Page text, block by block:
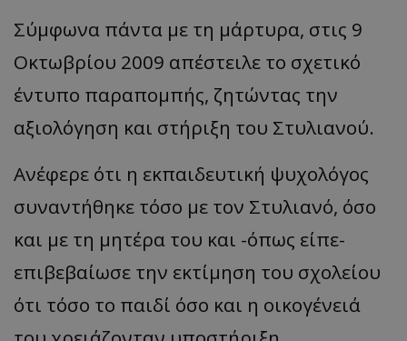
Σύμφωνα πάντα με τη μάρτυρα, στις 9
Οκτωβρίου 2009 απέστειλε το σχετικό
έντυπο παραπομπής, ζητώντας την
αξιολόγηση και στήριξη του Στυλιανού.
Ανέφερε ότι η εκπαιδευτική ψυχολόγος
συναντήθηκε τόσο με τον Στυλιανό, όσο
και με τη μητέρα του και -όπως είπε-
επιβεβαίωσε την εκτίμηση του σχολείου
ότι τόσο το παιδί όσο και η οικογένειά